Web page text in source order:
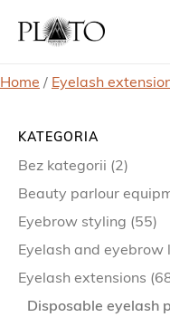
Home / Eyelash
KATEGORIA
Bez kategorii (2)
Beauty parlour
Eyebrow styling (55)
Eyelash and eyebrow
Eyelash extensions
Disposable eyelash